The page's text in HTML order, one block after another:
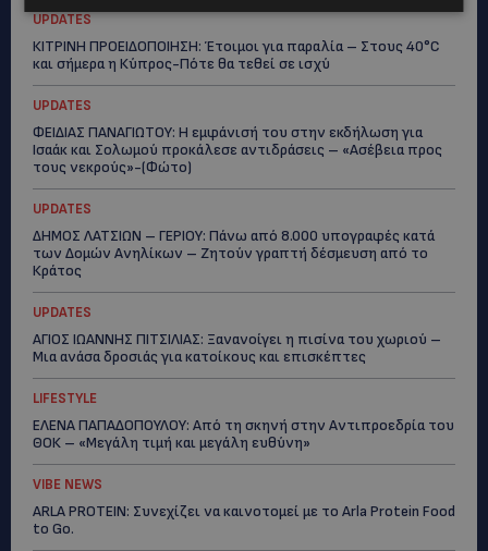
UPDATES
ΚΙΤΡΙΝΗ ΠΡΟΕΙΔΟΠΟΙΗΣΗ: Έτοιμοι για παραλία – Στους 40°C
και σήμερα η Κύπρος-Πότε θα τεθεί σε ισχύ
UPDATES
ΦΕΙΔΙΑΣ ΠΑΝΑΓΙΩΤΟΥ: Η εμφάνισή του στην εκδήλωση για
Ισαάκ και Σολωμού προκάλεσε αντιδράσεις – «Ασέβεια προς
τους νεκρούς»-(Φώτο)
UPDATES
ΔΗΜΟΣ ΛΑΤΣΙΩΝ – ΓΕΡΙΟΥ: Πάνω από 8.000 υπογραφές κατά
των Δομών Ανηλίκων – Ζητούν γραπτή δέσμευση από το
Κράτος
UPDATES
ΑΓΙΟΣ ΙΩΑΝΝΗΣ ΠΙΤΣΙΛΙΑΣ: Ξανανοίγει η πισίνα του χωριού –
Μια ανάσα δροσιάς για κατοίκους και επισκέπτες
LIFESTYLE
ΕΛΕΝΑ ΠΑΠΑΔΟΠΟΥΛΟΥ: Από τη σκηνή στην Αντιπροεδρία του
ΘΟΚ – «Μεγάλη τιμή και μεγάλη ευθύνη»
VIBE NEWS
ARLA PROTEIN: Συνεχίζει να καινοτομεί με το Arla Protein Food
to Go.